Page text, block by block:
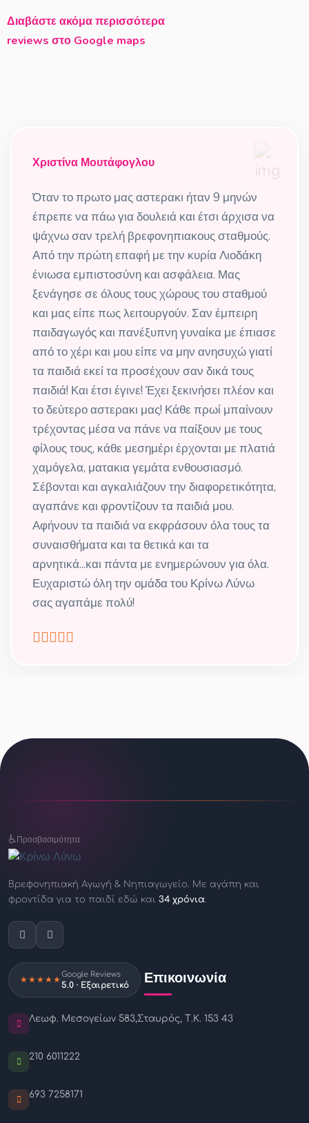
Διαβάστε ακόμα περισσότερα
reviews στο Google maps
Χριστίνα Μουτάφογλου
Όταν το πρωτο μας αστερακι ήταν 9 μηνών
έπρεπε να πάω για δουλειά και έτσι άρχισα να
ψάχνω σαν τρελή βρεφονηπιακους σταθμούς.
Από την πρώτη επαφή με την κυρία Λιοδάκη
ένιωσα εμπιστοσύνη και ασφάλεια. Μας
ξενάγησε σε όλους τους χώρους του σταθμού
και μας είπε πως λειτουργούν. Σαν έμπειρη
παιδαγωγός και πανέξυπνη γυναίκα με έπιασε
από το χέρι και μου είπε να μην ανησυχώ γιατί
τα παιδιά εκεί τα προσέχουν σαν δικά τους
παιδιά! Και έτσι έγινε! Έχει ξεκινήσει πλέον και
το δεύτερο αστερακι μας! Κάθε πρωί μπαίνουν
τρέχοντας μέσα να πάνε να παίξουν με τους
φίλους τους, κάθε μεσημέρι έρχονται με πλατιά
χαμόγελα, ματακια γεμάτα ενθουσιασμό.
Σέβονται και αγκαλιάζουν την διαφορετικότητα,
αγαπάνε και φροντίζουν τα παιδιά μου.
Αφήνουν τα παιδιά να εκφράσουν όλα τους τα
συναισθήματα και τα θετικά και τα
αρνητικά...και πάντα με ενημερώνουν για όλα.
Ευχαριστώ όλη την ομάδα του Κρίνω Λύνω
σας αγαπάμε πολύ!
♿Προσβασιμότητα
Βρεφονηπιακή Αγωγή & Νηπιαγωγείο. Με αγάπη και
φροντίδα για το παιδί εδώ και 34 χρόνια.
★★★★★Google Reviews
5.0 · Εξαιρετικό Επικοινωνία
Λεωφ. Μεσογείων 583,Σταυρός, Τ.Κ. 153 43
210 6011222
693 7258171